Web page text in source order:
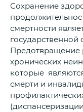
Сохранение
смертности
государственной
Предотвращение
хронических
которые
смерти и